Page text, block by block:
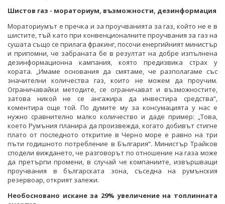
Шистов газ - мораториум, възможности, дезинформация
Мораториумът е пречка и за проучванията за газ, който не е в
шистите, тъй като при конвенционалните проучвания за газ на
сушата също се прилага фракинг, посочи енергийният министър
и припомни, че забраната бе в резултат на добре изпълнена
дезинформационна кампания, която предизвика страх у
хората. „Имаме основания да смятаме, че разполагаме със
значителни количества газ, които не можем да проучим.
Ограничавайки методите, се ограничават и възможностите,
затова никой не се ангажира да инвестира средства“,
коментира още той. По думите му за консумацията у нас е
нужно сравнително малко количество и даде пример: „Това,
което Румъния планира да произвежда, когато добивът стигне
плато от последното откритие в Черно море е равно на три
пъти годишното потребление в България“. Министър Трайков
сподели виждането, че разговорът по отношение на газа може
да претърпи промени, в случай че компаниите, извършващи
проучвания в българската зона, съседна на румънския
резервоар, открият залежи.
Необосновано искане за 29% увеличение на топлинната